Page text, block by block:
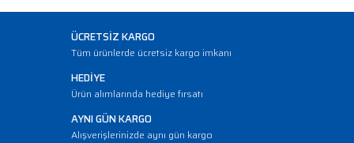
ÜCRETSİZ KARGO
Tüm ürünlerde ücretsiz kargo imkanı
HEDİYE
Ürün alımlarında hediye fırsatı
AYNI GÜN KARGO
Alışverişlerinizde aynı gün kargo